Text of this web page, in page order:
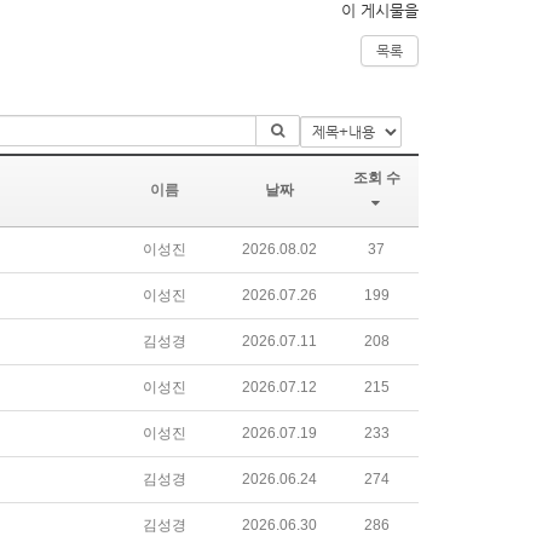
이 게시물을
목록
이름 날짜
조회 수
이성진 2026.08.02 37
이성진 2026.07.26 199
김성경 2026.07.11 208
이성진 2026.07.12 215
이성진 2026.07.19 233
김성경 2026.06.24 274
김성경 2026.06.30 286